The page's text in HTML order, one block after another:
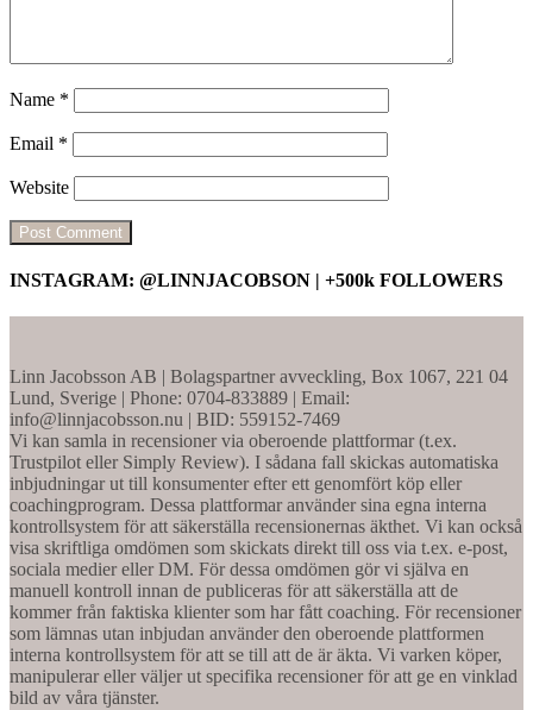
Name *
Email *
Website
INSTAGRAM: @LINNJACOBSON | +500k FOLLOWERS
Linn Jacobsson AB | Bolagspartner avveckling, Box 1067, 221 04
Lund, Sverige | Phone: 0704-833889 | Email:
info@linnjacobsson.nu | BID: 559152-7469
Vi kan samla in recensioner via oberoende plattformar (t.ex.
Trustpilot eller Simply Review). I sådana fall skickas automatiska
inbjudningar ut till konsumenter efter ett genomfört köp eller
coachingprogram. Dessa plattformar använder sina egna interna
kontrollsystem för att säkerställa recensionernas äkthet. Vi kan också
visa skriftliga omdömen som skickats direkt till oss via t.ex. e-post,
sociala medier eller DM. För dessa omdömen gör vi själva en
manuell kontroll innan de publiceras för att säkerställa att de
kommer från faktiska klienter som har fått coaching. För recensioner
som lämnas utan inbjudan använder den oberoende plattformen
interna kontrollsystem för att se till att de är äkta. Vi varken köper,
manipulerar eller väljer ut specifika recensioner för att ge en vinklad
bild av våra tjänster.